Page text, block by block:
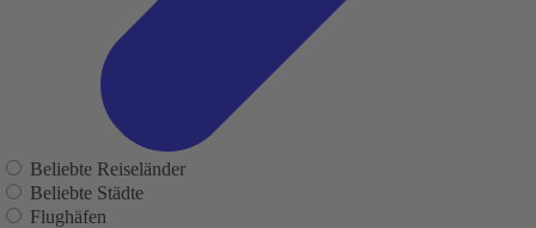
Beliebte Reiseländer
Beliebte Städte
Flughäfen